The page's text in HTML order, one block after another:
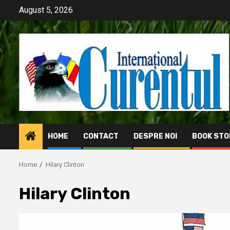
content
August 5, 2026
HOME CONTACT DESPRE NOI BOOK
Home Hilary Clinton
Hilary Clinton